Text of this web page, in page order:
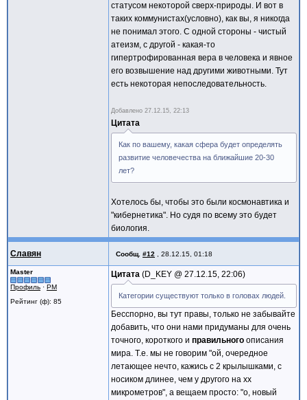
статусом некоторой сверх-природы. И вот в
таких коммунистах(условно), как вы, я никогда
не понимал этого. С одной стороны - чистый
атеизм, с другой - какая-то
гипертрофированная вера в человека и явное
его возвышение над другими животными. Тут
есть некоторая непоследовательность.
Добавлено 27.12.15, 22:13
Цитата
Как по вашему, какая сфера будет определять
развитие человечества на ближайшие 20-30
лет?
Хотелось бы, чтобы это были космонавтика и
"кибернетика". Но судя по всему это будет
биология.
Славян Сообщ. #12 28.12.15, 01:18
Master
Профиль · PM
Рейтинг (ф): 85
Цитата D_KEY @ 27.12.15, 22:06
Категории существуют только в головах людей.
Бесспорно, вы тут правы, только не забывайте
добавить, что они нами придуманы для очень
точного, короткого и правильного описания
мира. Т.е. мы не говорим "ой, очередное
летающее нечто, кажись с 2 крылышками, с
носиком длинее, чем у другого на xx
микрометров", а вещаем просто: "о, новый